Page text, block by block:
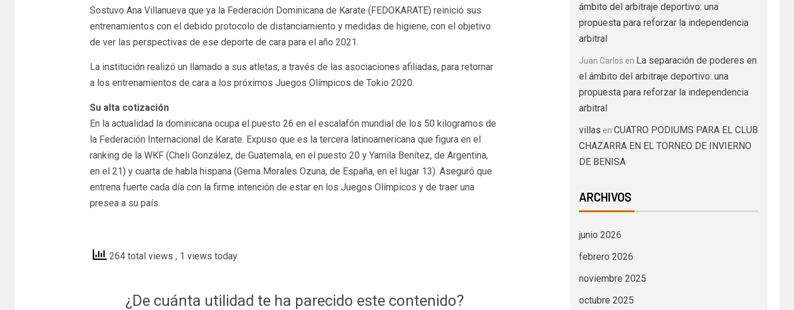
Sostuvo Ana Villanueva que ya la Federación Dominicana de Karate (FEDOKARATE) reinició sus
entrenamientos con el debido protocolo de distanciamiento y medidas de higiene, con el objetivo
de ver las perspectivas de ese deporte de cara para el año 2021.
La institución realizó un llamado a sus atletas, a través de las asociaciones afiliadas, para retornar
a los entrenamientos de cara a los próximos Juegos Olímpicos de Tokio 2020.
Su alta cotización
En la actualidad la dominicana ocupa el puesto 26 en el escalafón mundial de los 50 kilogramos de
la Federación Internacional de Karate. Expuso que es la tercera latinoamericana que figura en el
ranking de la WKF (Cheli González, de Guatemala, en el puesto 20 y Yamila Benítez, de Argentina,
en el 21) y cuarta de habla hispana (Gema Morales Ozuna, de España, en el lugar 13). Aseguró que
entrena fuerte cada día con la firme intención de estar en los Juegos Olímpicos y de traer una
presea a su país.
264 total views , 1 views today
¿De cuánta utilidad te ha parecido este contenido?
ámbito del arbitraje deportivo: una
propuesta para reforzar la independencia
arbitral
Juan Carlos en La separación de poderes en
el ámbito del arbitraje deportivo: una
propuesta para reforzar la independencia
arbitral
villas en CUATRO PODIUMS PARA EL CLUB
CHAZARRA EN EL TORNEO DE INVIERNO
DE BENISA
ARCHIVOS
junio 2026
febrero 2026
noviembre 2025
octubre 2025